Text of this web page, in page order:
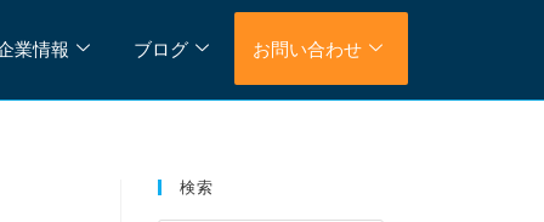
業情報 ブログ お問い合わせ
検索